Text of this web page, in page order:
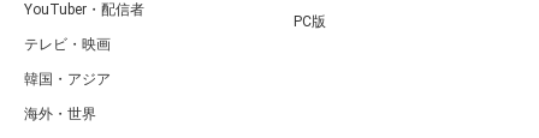
YouTuber・配信者
テレビ・映画
韓国・アジア
海外・世界
PC版